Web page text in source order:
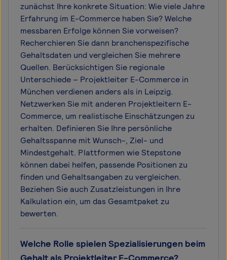
zunächst Ihre konkrete Situation: Wie viele Jahre
Erfahrung im E-Commerce haben Sie? Welche
messbaren Erfolge können Sie vorweisen?
Recherchieren Sie dann branchenspezifische
Gehaltsdaten und vergleichen Sie mehrere
Quellen. Berücksichtigen Sie regionale
Unterschiede – Projektleiter E-Commerce in
München verdienen anders als in Leipzig.
Netzwerken Sie mit anderen Projektleitern E-
Commerce, um realistische Einschätzungen zu
erhalten. Definieren Sie Ihre persönliche
Gehaltsspanne mit Wunsch-, Ziel- und
Mindestgehalt. Plattformen wie Stepstone
können dabei helfen, passende Positionen zu
finden und Gehaltsangaben zu vergleichen.
Beziehen Sie auch Zusatzleistungen in Ihre
Kalkulation ein, um das Gesamtpaket zu
bewerten.
Welche Rolle spielen Spezialisierungen beim